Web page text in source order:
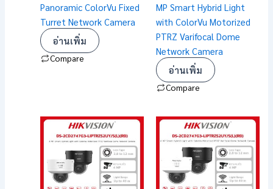
Panoramic ColorVu Fixed
Turret Network Camera
อ่านเพิ่ม
Compare
MP Smart Hybrid Light
with ColorVu Motorized
PTRZ Varifocal Dome
Network Camera
อ่านเพิ่ม
Compare